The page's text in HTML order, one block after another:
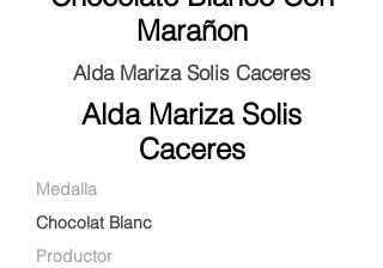
Marañon
Alda Mariza Solis Caceres
Alda Mariza Solis
Caceres
Medalla
Chocolat Blanc
Productor